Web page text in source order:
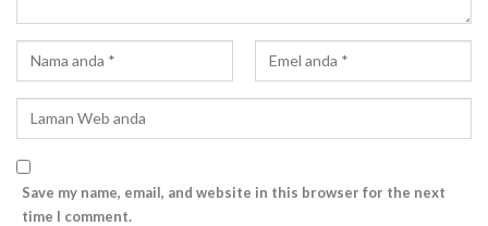
Save my name, email, and website in this browser for the next
time I comment.